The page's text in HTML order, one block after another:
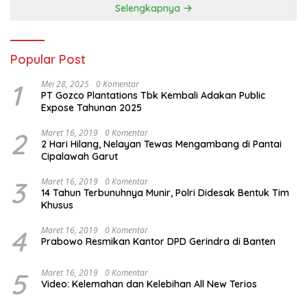
Selengkapnya
Popular Post
1 Mei 28, 2025 0 Komentar
PT Gozco Plantations Tbk Kembali Adakan Public
Expose Tahunan 2025
2 Maret 16, 2019 0 Komentar
2 Hari Hilang, Nelayan Tewas Mengambang di Pantai
Cipalawah Garut
3 Maret 16, 2019 0 Komentar
14 Tahun Terbunuhnya Munir, Polri Didesak Bentuk Tim
Khusus
4 Maret 16, 2019 0 Komentar
Prabowo Resmikan Kantor DPD Gerindra di Banten
5 Maret 16, 2019 0 Komentar
Video: Kelemahan dan Kelebihan All New Terios